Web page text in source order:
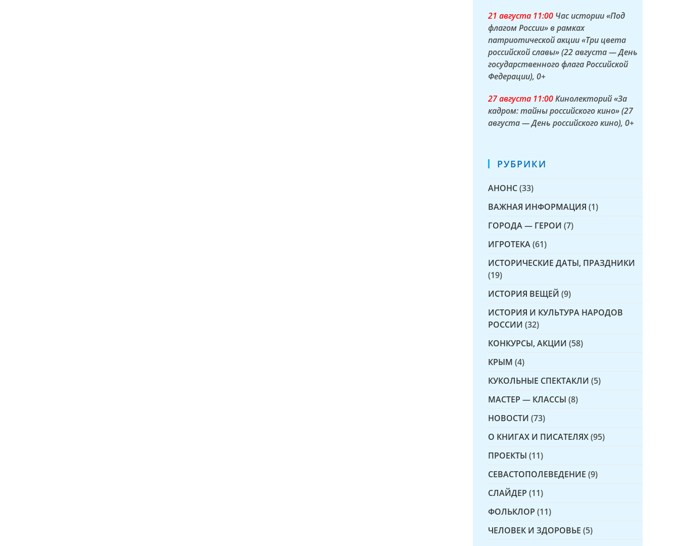
21 августа 11:00 Час истории «Под
флагом России» в рамках
патриотической акции «Три цвета
российской славы» (22 августа — День
государственного флага Российской
Федерации), 0+
27 августа 11:00Кинолекторий «За
кадром: тайны российского кино» (27
августа — День российского кино), 0+
РУБРИКИ
АНОНС(33)
ВАЖНАЯ ИНФОРМАЦИЯ (1)
ГОРОДА — ГЕРОИ (7)
ИГРОТЕКА(61)
ИСТОРИЧЕСКИЕ ДАТЫ, ПРАЗДНИКИ
(19)
ИСТОРИЯ ВЕЩЕЙ (9)
ИСТОРИЯ И КУЛЬТУРА НАРОДОВ
РОССИИ (32)
КОНКУРСЫ, АКЦИИ (58)
КРЫМ (4)
КУКОЛЬНЫЕ СПЕКТАКЛИ (5)
МАСТЕР — КЛАССЫ (8)
НОВОСТИ (73)
О КНИГАХ И ПИСАТЕЛЯХ(95)
ПРОЕКТЫ (11)
СЕВАСТОПОЛЕВЕДЕНИЕ (9)
СЛАЙДЕР (11)
ФОЛЬКЛОР (11)
ЧЕЛОВЕК И ЗДОРОВЬЕ (5)